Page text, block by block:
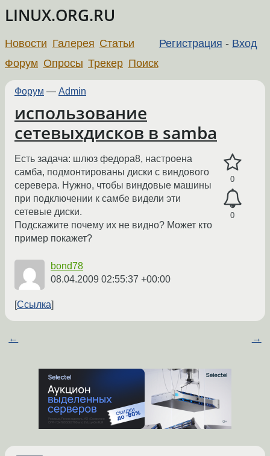
LINUX.ORG.RU
Регистрация - Вход
Новости Галерея Статьи
Форум Опросы Трекер Поиск
Форум — Admin
использование
сетевыхдисков в samba
0
0
Есть задача: шлюз федора8, настроена
самба, подмонтированы диски с виндового
серевера. Нужно, чтобы виндовые машины
при подключении к самбе видели эти
сетевые диски.
Подскажите почему их не видно? Может кто
пример покажет?
bond78
08.04.2009 02:55:37 +00:00
Ссылка
← →